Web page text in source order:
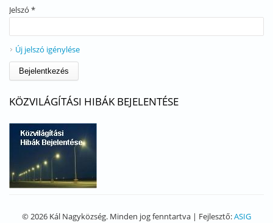
Jelszó *
Új jelszó igénylése
KÖZVILÁGÍTÁSI HIBÁK BEJELENTÉSE
© 2026 Kál Nagyközség. Minden jog fenntartva | Fejlesztő:ASIG